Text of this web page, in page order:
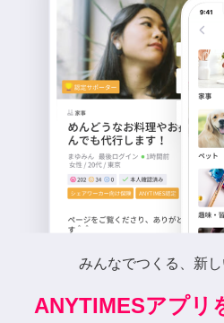
みんなでつくる、新し
ANYTIMESアプリ